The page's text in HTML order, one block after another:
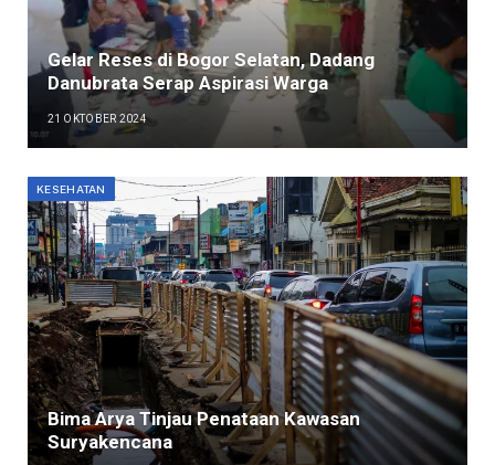
Gelar Reses di Bogor Selatan, Dadang
Danubrata Serap Aspirasi Warga
21 OKTOBER 2024
KESEHATAN
Bima Arya Tinjau Penataan Kawasan
Suryakencana